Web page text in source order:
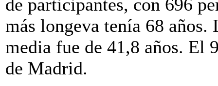
de participantes, con 696
más longeva tenía 68
media fue de 41,8 años. El
de Madrid.